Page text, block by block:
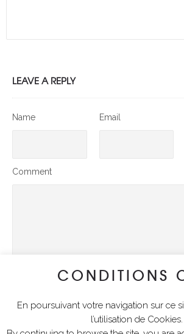
LEAVE A REPLY
Name Email
Comment
CONDITIONS
En poursuivant votre navigation sur ce
l’utilisation de Cookies.